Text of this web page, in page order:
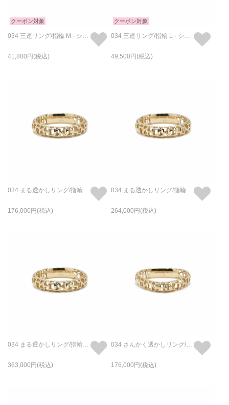
クーポン対象
034 三連リング/指輪 M - シルバー
41,800
クーポン対象
034 三連リング/指輪 L - シルバー
49,500
034 まる透かしリング/指輪 S - K18/イエローゴールド
176,000
034 まる透かしリング/指輪 M - K18/イエローゴールド
264,000
034 まる透かしリング/指輪 L - K18/イエローゴールド
363,000
034 さんかく透かしリング/指輪 S - K18/イエローゴールド
176,000